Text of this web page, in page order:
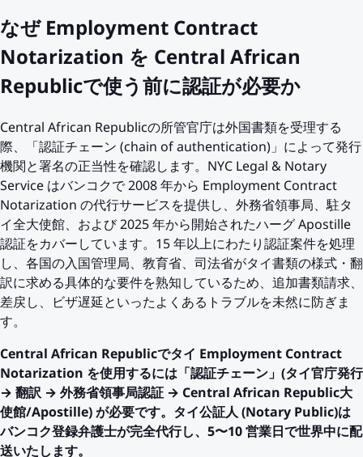
なぜ Employment Contract
Notarization を Central African
Republicで使う前に認証が必要か
Central African Republicの所管官庁は外国書類を受理する
際、「認証チェーン (chain of authentication)」によって発行
機関と署名の正当性を確認します。NYC Legal & Notary
Service はバンコクで 2008 年から Employment Contract
Notarization の代行サービスを提供し、外務省領事局、駐タ
イ全大使館、および 2025 年から開始されたハーグ Apostille
認証をカバーしています。15 年以上にわたり認証案件を処理
し、各国の入国管理局、教育省、司法省がタイ書類の様式・翻
訳に求める具体的な要件を熟知しているため、追加書類請求、
差戻し、ビザ遅延といったよくあるトラブルを未然に防ぎま
す。
Central African Republicでタイ Employment Contract
Notarization を使用するには「認証チェーン」(タイ官庁発行
→ 翻訳 → 外務省領事局認証 → Central African Republic大
使館/Apostille) が必要です。タイ公証人 (Notary Public)は
バンコク登録弁護士が完全代行し、5〜10 営業日で世界中に配
送いたします。